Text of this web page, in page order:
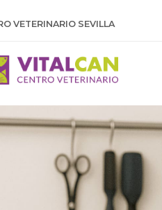
VETERINARIO SEVILLA